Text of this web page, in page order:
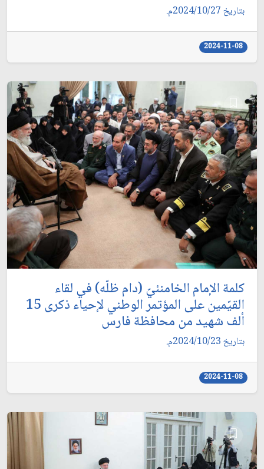
بتاريخ 2024/10/27م.
2024-11-08
كلمة الإمام الخامنئيّ (دام ظلّه) في لقاء
القيّمين على المؤتمر الوطني لإحياء ذكرى 15
ألف شهيد من محافظة فارس
بتاريخ 2024/10/23م.
2024-11-08